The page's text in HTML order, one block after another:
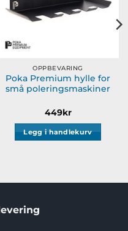
OPPBEVARING
Poka Premium hylle for
små poleringsmaskiner
449kr
Legg i handlekurv